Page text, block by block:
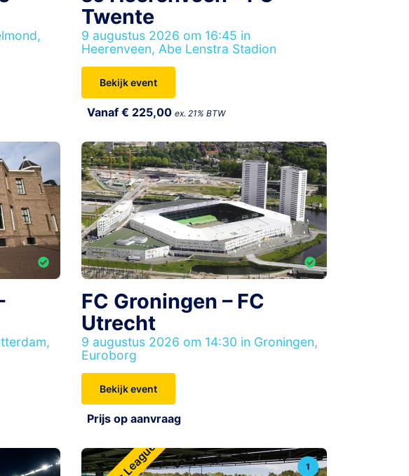
Twente
9 augustus 2026 om 16:45 in
Heerenveen, Abe Lenstra Stadion
Bekijk event
Vanaf € 225,00 ex. 21% BTW
FC Groningen – FC
Utrecht
9 augustus 2026 om 14:30 in Groningen,
Euroborg
Bekijk event
Prijs op aanvraag
1